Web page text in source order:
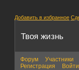
Добавить в избранное
Твоя жизнь
Форум Участники
Регистрация
Войти